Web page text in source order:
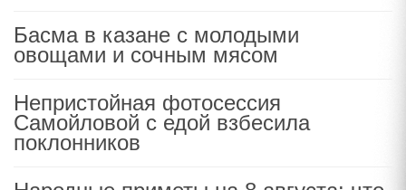
Басма в казане с молодыми
овощами и сочным мясом
Непристойная фотосессия
Самойловой с едой взбесила
поклонников